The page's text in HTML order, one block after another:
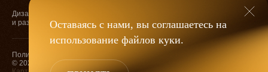
Политика конфиденциальности
© 2026 — МХАТ им. М. Горького
Оценка качества
Дизайн
и разработкаОставаясь с нами, вы соглашаетесь на
использование файлов куки.